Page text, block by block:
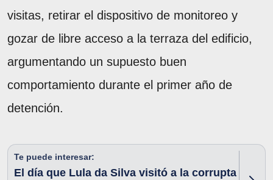
visitas, retirar el dispositivo de monitoreo y
gozar de libre acceso a la terraza del edificio,
argumentando un supuesto buen
comportamiento durante el primer año de
detención.
Te puede interesar:
El día que Lula da Silva visitó a la corrupta